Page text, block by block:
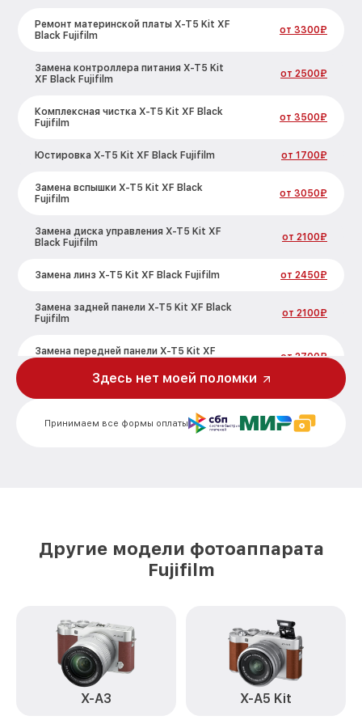
Ремонт материнской платы X-T5 Kit XF
Black Fujifilm
от 3300₽
Замена контроллера питания X-T5 Kit
XF Black Fujifilm
от 2500₽
Комплексная чистка X-T5 Kit XF Black
Fujifilm
от 3500₽
Юстировка X-T5 Kit XF Black Fujifilm от 1700₽
Замена вспышки X-T5 Kit XF Black
Fujifilm
от 3050₽
Замена диска управления X-T5 Kit XF
Black Fujifilm
от 2100₽
Замена линз X-T5 Kit XF Black Fujifilm от 2450₽
Замена задней панели X-T5 Kit XF Black
Fujifilm
от 2100₽
Замена передней панели X-T5 Kit XF
от 2700₽
от 2850₽
Замена CCD/CMOS матрицы X-T5 Kit XF
Замена материнской платы X-T5 Kit XF
Black Fujifilm
от 3300₽
Замена платы отсека карты памяти X-T5
Kit XF Black Fujifilm
от 3800₽
Принимаем все формы оплаты
Здесь нет моей поломки
Другие модели фотоаппарата
Fujifilm
X-A3 X-A5 Kit